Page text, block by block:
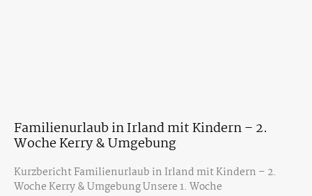
Familienurlaub in Irland mit Kindern – 2.
Woche Kerry & Umgebung
Kurzbericht Familienurlaub in Irland mit Kindern – 2.
Woche Kerry & Umgebung Unsere 1. Woche